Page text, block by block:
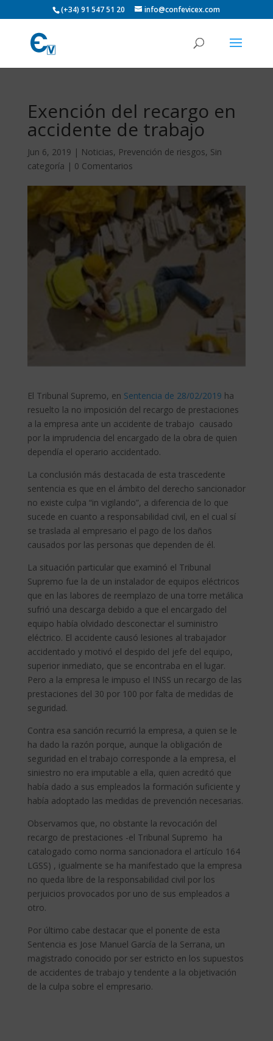
(+34) 91 547 51 20 info@confevicex.com
Exención del recargo en
accidente de trabajo
Jun 6, 2019 | Noticias, Prevención de riesgos, Sin
categoría | 0 Comentarios
El Tribunal Supremo, en Sentencia de 28/02/2019 ha
resuelto la no imposición del recargo de prestaciones
a la empresa ante un accidente de trabajo causado
por la imprudencia del encargado de la obra de quien
dependía el operario accidentado.
La conclusión más destacada de esta trascedente
sentencia es que en el ámbito del derecho sancionador
no existe culpa “in vigilando”, a diferencia de lo que
sucede en cuanto a responsabilidad civil, en el cual sí
se traslada al empresario el pago de los daños
causados por las personas que dependen de él.
La situación particular que examinó el Tribunal
Supremo fue la de un instalador de equipos eléctricos
que en las labores de reemplazo de una torre metálica
sufrió una descarga debido a que el encargado del
equipo había olvidado desconectar el suministro
eléctrico. El accidente causó lesiones al trabajador
accidentado y motivó el despido del jefe del equipo,
superior inmediato, que se encontraba en el lugar.
Pero a la empresa le impuso el INSS un recargo de las
prestaciones del 30 por 100 por falta de medidas de
seguridad.
Contra esa sanción recurrió la empresa, a quien se le
ha dado la razón porque, aunque la obligación de
seguridad en el trabajo corresponde a la empresa, el
siniestro no era imputable a ella, quien acreditó que
había dado a sus empleados la formación suficiente y
había adoptado las medidas de prevención necesarias.
Observamos que, no obstante la revocación del
recargo de prestaciones -el Tribunal Supremo ha
catalogado como norma sancionadora el artículo 164
LGSS) , igualmente se ha manifestado que la empresa
no queda libre de la responsabilidad civil por los
perjuicios provocados por uno de sus empleados a
otro.
Por último cabe destacar que el ponente de esta
Sentencia es Jose Manuel García de la Serrana, un
magistrado conocido por ser estricto en los supuestos
de accidentes de trabajo y tendente a la objetivación
de la culpa sobre el empresario.